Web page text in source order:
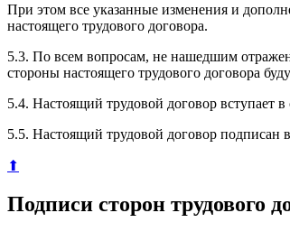
При этом все указанные изменения и
настоящего трудового договора.
5.3. По всем вопросам, не нашедшим
стороны настоящего трудового договора
5.4. Настоящий трудовой договор вступает
5.5. Настоящий трудовой договор подписан
⬆
Подписи сторон трудового